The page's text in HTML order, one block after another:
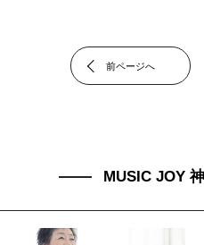
前ページへ
MUSIC JOY